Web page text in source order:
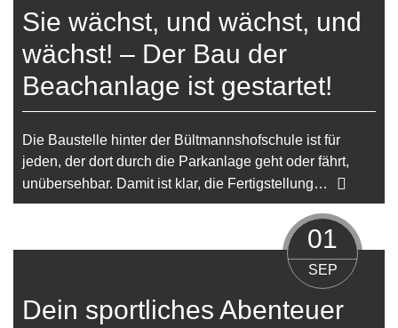
Sie wächst, und wächst, und
wächst! – Der Bau der
Beachanlage ist gestartet!
Die Baustelle hinter der Bültmannshofschule ist für
jeden, der dort durch die Parkanlage geht oder fährt,
unübersehbar. Damit ist klar, die Fertigstellung…
Dein sportliches Abenteuer
01
SEP